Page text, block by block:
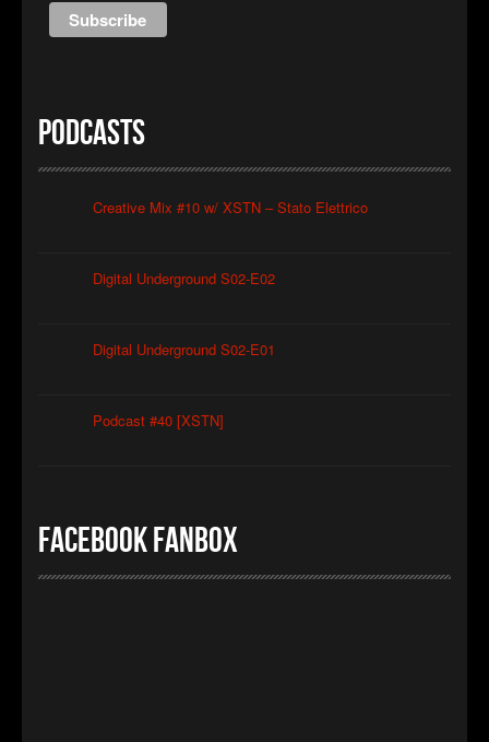
Podcasts
Creative Mix #10 w/ XSTN – Stato Elettrico
Digital Underground S02-E02
Digital Underground S02-E01
Podcast #40 [XSTN]
Facebook FanBox